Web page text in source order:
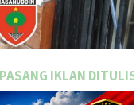
SEGARA HUBUNGI